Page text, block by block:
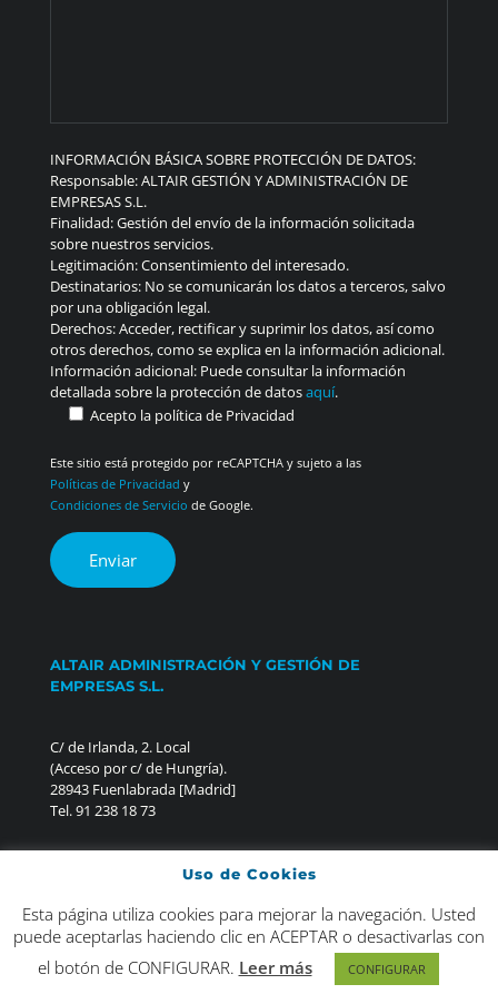
INFORMACIÓN BÁSICA SOBRE PROTECCIÓN DE DATOS:
Responsable: ALTAIR GESTIÓN Y ADMINISTRACIÓN DE
EMPRESAS S.L.
Finalidad: Gestión del envío de la información solicitada
sobre nuestros servicios.
Legitimación: Consentimiento del interesado.
Destinatarios: No se comunicarán los datos a terceros, salvo
por una obligación legal.
Derechos: Acceder, rectificar y suprimir los datos, así como
otros derechos, como se explica en la información adicional.
Información adicional: Puede consultar la información
detallada sobre la protección de datosaquí.
Acepto la política de Privacidad
Este sitio está protegido por reCAPTCHA y sujeto a las
Políticas de Privacidad y
Condiciones de Servicio de Google.
ALTAIR ADMINISTRACIÓN Y GESTIÓN DE
EMPRESAS S.L.
C/ de Irlanda, 2. Local
(Acceso por c/ de Hungría).
28943 Fuenlabrada [Madrid]
Tel. 91 238 18 73
©2020 Altair administración y gestión de empresas, S.L. |
DiseñoLMAD.
Uso de Cookies
Esta página utiliza cookies para mejorar la navegación. Usted
puede aceptarlas haciendo clic en ACEPTAR o desactivarlas con
el botón de CONFIGURAR. Leer más CONFIGURAR